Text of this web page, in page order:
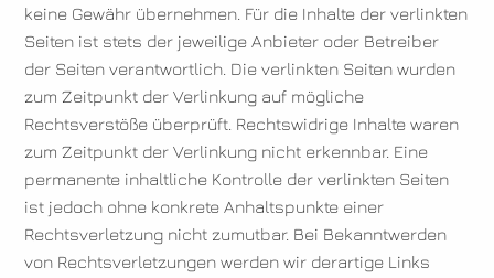
keine Gewähr übernehmen. Für die Inhalte der verlinkten
Seiten ist stets der jeweilige Anbieter oder Betreiber
der Seiten verantwortlich. Die verlinkten Seiten wurden
zum Zeitpunkt der Verlinkung auf mögliche
Rechtsverstöße überprüft. Rechtswidrige Inhalte waren
zum Zeitpunkt der Verlinkung nicht erkennbar. Eine
permanente inhaltliche Kontrolle der verlinkten Seiten
ist jedoch ohne konkrete Anhaltspunkte einer
Rechtsverletzung nicht zumutbar. Bei Bekanntwerden
von Rechtsverletzungen werden wir derartige Links